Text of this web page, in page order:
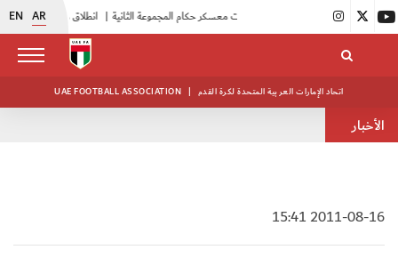
EN AR انطلاق منافسات بطولة النخبة لحرس الرئاسة |
UAE FOOTBALL ASSOCIATION | اتحاد الإمارات العربية المتحدة لكرة القدم
الأخبار
2011-08-16 15:41